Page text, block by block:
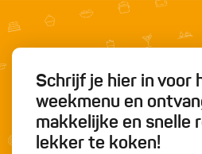
Schrijf je hier in voor
weekmenu en
makkelijke en snelle
lekker te koken!